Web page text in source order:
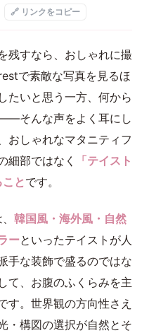
🔗 リンクをコピー
残すなら、おしゃれに撮
で素敵な写真を見るほ
たいと思う一方、何から
そんな声をよく耳にし
おしゃれなマタニティフ
細部ではなく
「テイスト
と です。
韓国風・海外風・自然
ーといったテイストが人
手な装飾で盛るのではな
て、お腹のふくらみを主
す。世界観の方向性さえ
・構図の選択が自然とそ